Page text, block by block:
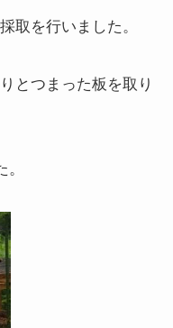
取を行いました。
とつまった板を取り